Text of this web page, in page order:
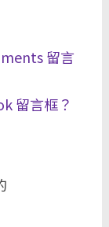
留言
留言框？